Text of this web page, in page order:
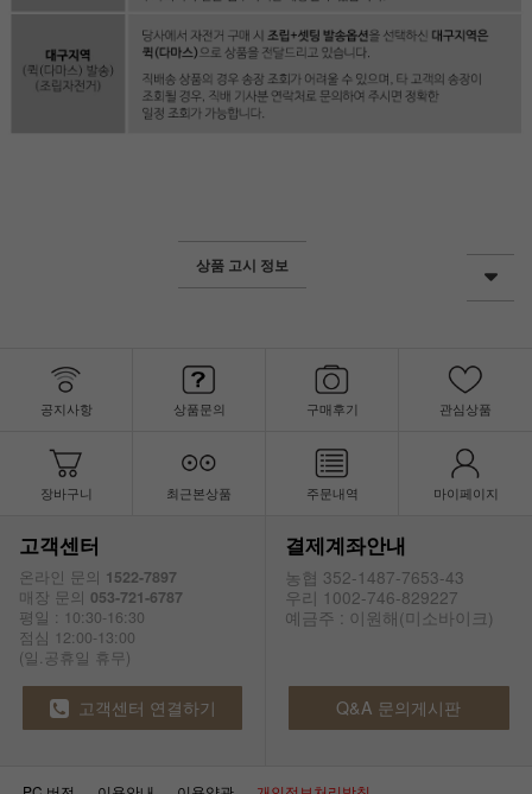
상품 고시 정보
공지사항 상품문의 구매후기 관심상품
장바구니 최근본상품 주문내역 마이페이지
고객센터
온라인 문의 1522-7897
매장 문의 053-721-6787
평일 : 10:30-16:30
점심 12:00-13:00
(일.공휴일 휴무)
결제계좌안내
농협 352-1487-7653-43
우리 1002-746-829227
예금주 : 이원해(미소바이크)
고객센터 연결하기 Q&A 문의게시판